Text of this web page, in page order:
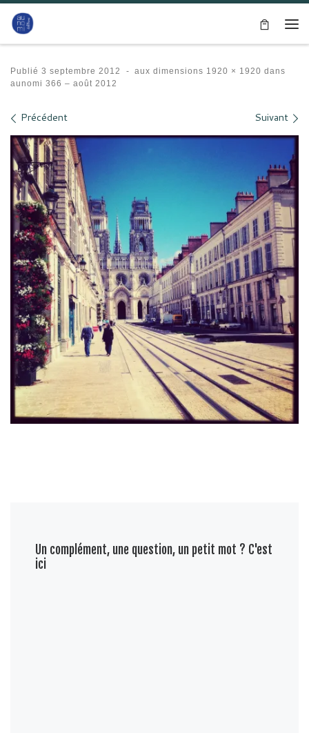
Passer au contenu
Publié 3 septembre 2012 - aux dimensions 1920 × 1920 dans
aunomi 366 – août 2012
Navigation des images
Précédent Suivant
Un complément, une question, un petit mot ? C'est
ici